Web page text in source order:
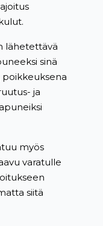
lähetettävä
sinä
poikkeuksena
ja
myös
varatulle
siitä